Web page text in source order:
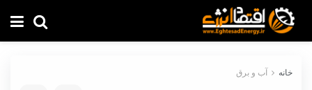
خانه آب و برق